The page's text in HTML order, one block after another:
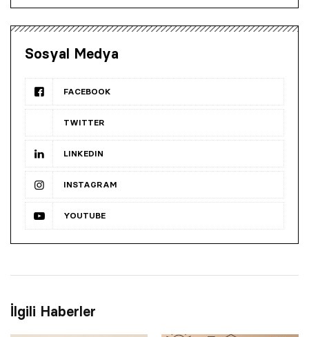
Sosyal Medya
FACEBOOK
TWITTER
LINKEDIN
INSTAGRAM
YOUTUBE
İlgili Haberler